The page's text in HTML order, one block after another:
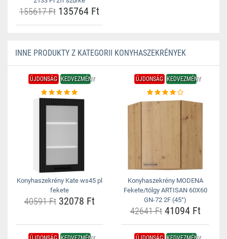
155617 Ft 135764 Ft
INNE PRODUKTY Z KATEGORII KONYHASZEKRÉNYEK
ÚJDONSÁG KEDVEZMÉNY
Konyhaszekrény Kate ws45 pl
fekete
40591 Ft32078 Ft
ÚJDONSÁG KEDVEZMÉNY
Konyhaszekrény MODENA
Fekete/tölgy ARTISAN 60X60
GN-72 2F (45°)
42641 Ft41094 Ft